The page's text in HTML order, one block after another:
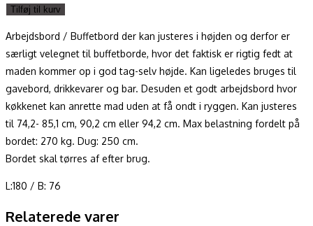
Buffet
180
antal
Tilføj til kurv
Arbejdsbord / Buffetbord der kan justeres i højden og derfor er
særligt velegnet til buffetborde, hvor det faktisk er rigtig fedt at
maden kommer op i god tag-selv højde. Kan ligeledes bruges til
gavebord, drikkevarer og bar. Desuden et godt arbejdsbord hvor
køkkenet kan anrette mad uden at få ondt i ryggen. Kan justeres
til 74,2- 85,1 cm, 90,2 cm eller 94,2 cm. Max belastning fordelt på
bordet: 270 kg. Dug: 250 cm.
Bordet skal tørres af efter brug.
L:180 / B: 76
Relaterede varer